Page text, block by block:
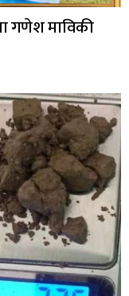
गणेश माविकी